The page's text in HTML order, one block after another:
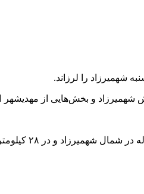
شهمیرزاد و بخش‌هایی از مهدیشهر
کیلومتری مهدی شهر رخ داده است.